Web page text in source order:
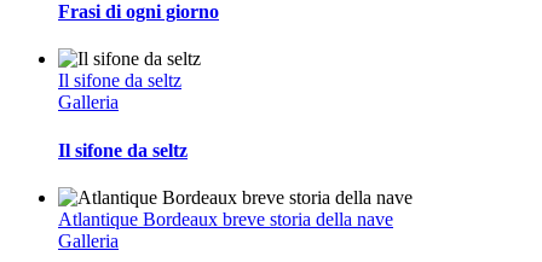
Frasi di ogni giorno
Il sifone da seltz
Galleria
Il sifone da seltz
Atlantique Bordeaux breve storia della nave
Galleria